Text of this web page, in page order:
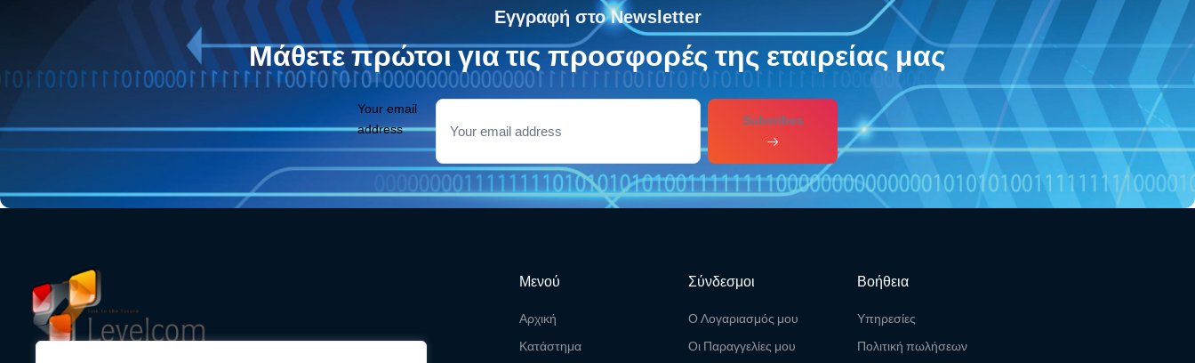
Εγγραφή στο Newsletter
Μάθετε πρώτοι για τις προσφορές της εταιρείας μας
Your email
address
Subcribes
Μενού
Αρχική
Κατάστημα
Σύνδεσμοι
Ο Λογαριασμός μου
Οι Παραγγελίες μου
Βοήθεια
Υπηρεσίες
Πολιτική πωλήσεων